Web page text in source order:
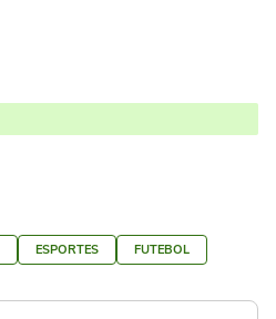
ESPORTES FUTEBOL